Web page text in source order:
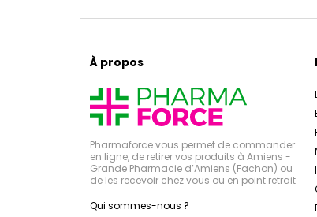
À propos
Pharmaforce vous permet de commander
en ligne, de retirer vos produits à Amiens -
Grande Pharmacie d’Amiens (Fachon) ou
de les recevoir chez vous ou en point retrait
Qui sommes-nous ?